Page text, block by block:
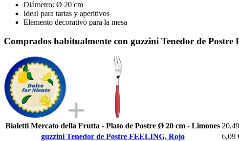
Diámetro: Ø 20 cm
Ideal para tartas y aperitivos
Elemento decorativo para la mesa
Comprados habitualmente con guzzini Tenedor de
Bialetti Mercato della Frutta - Plato de Postre Ø 20 cm - Limones
guzzini Tenedor de Postre FEELING, Rojo
6,09